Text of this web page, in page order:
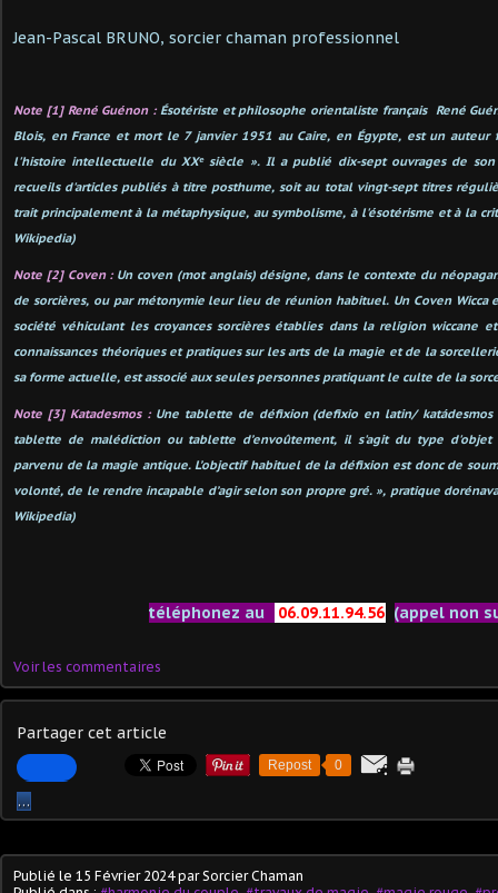
Jean-Pascal BRUNO, sorcier chaman professionnel
Note [1] René Guénon : Ésotériste et philosophe orientaliste français René
Blois, en France et mort le 7 janvier 1951 au Caire, en Égypte, est un auteur
l'histoire intellectuelle du XXᵉ siècle ». Il a publié dix-sept ouvrages de
recueils d'articles publiés à titre posthume, soit au total vingt-sept titres
trait principalement à la métaphysique, au symbolisme, à l'ésotérisme et à la
Wikipedia)
Note [2] Coven : Un coven (mot anglais) désigne, dans le contexte du
de sorcières, ou par métonymie leur lieu de réunion habituel. Un Coven Wicca
société véhiculant les croyances sorcières établies dans la religion wiccane
connaissances théoriques et pratiques sur les arts de la magie et de la
sa forme actuelle, est associé aux seules personnes pratiquant le culte de la
Note [3] Katadesmos : Une tablette de défixion (defixio en latin/ katádesmos
tablette de malédiction ou tablette d’envoûtement, il s'agit du type
parvenu de la magie antique. L’objectif habituel de la défixion est donc de
volonté, de le rendre incapable d’agir selon son propre gré. », pratique
Wikipedia)
téléphonez au 06.09.11.94.56 (appel non
Voir les commentaires
Partager cet article
Repost 0
…
Publié le 15 Février 2024par Sorcier Chaman